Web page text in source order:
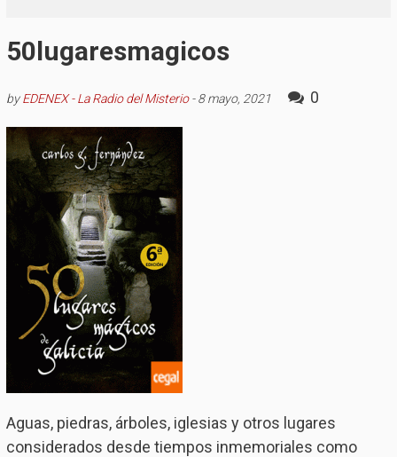
50lugaresmagicos
byEDENEX - La Radio del Misterio-8 mayo, 2021 0
Aguas, piedras, árboles, iglesias y otros lugares
considerados desde tiempos inmemoriales como